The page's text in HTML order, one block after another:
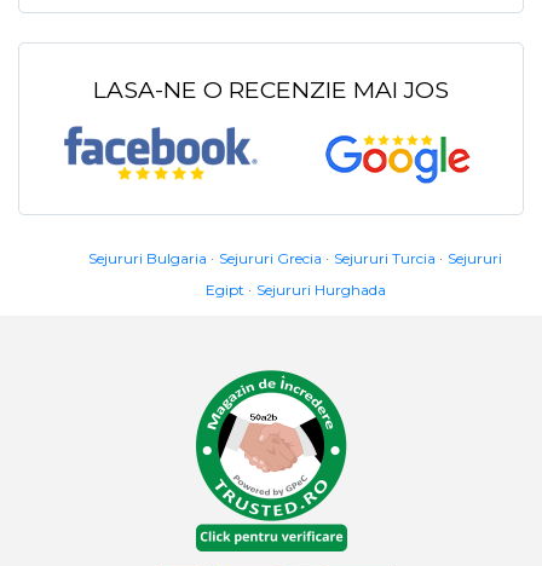
LASA-NE O RECENZIE MAI JOS
Sejururi Bulgaria Sejururi Grecia Sejururi Turcia
Sejururi
Egipt
Sejururi Hurghada